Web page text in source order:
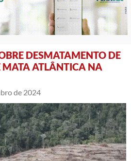
DESMATAMENTO DE
MATA ATLÂNTICA NA
de 2024